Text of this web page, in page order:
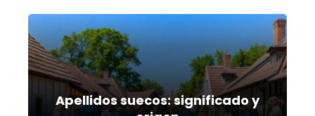
Apellidos suecos: significado y